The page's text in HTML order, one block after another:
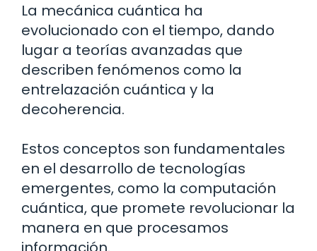
La mecánica cuántica ha
evolucionado con el tiempo, dando
lugar a teorías avanzadas que
describen fenómenos como la
entrelazación cuántica y la
decoherencia.
Estos conceptos son fundamentales
en el desarrollo de tecnologías
emergentes, como la computación
cuántica, que promete revolucionar la
manera en que procesamos